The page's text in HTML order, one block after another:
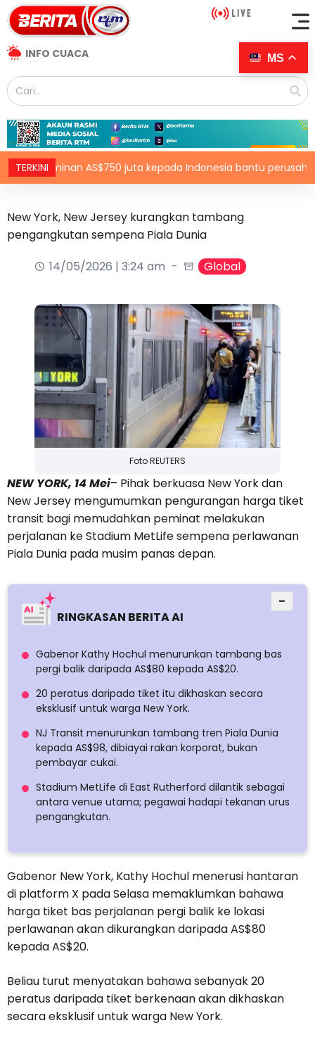
INFO CUACA
TERKINI
jaminan AS$750 juta kepada Indonesia bantu perusahaan
New York, New Jersey kurangkan tambang
pengangkutan sempena Piala Dunia
14/05/2026 | 3:24 am
Global
Foto REUTERS
NEW YORK, 14 Mei– Pihak berkuasa New York dan
New Jersey mengumumkan pengurangan harga tiket
transit bagi memudahkan peminat melakukan
perjalanan ke Stadium MetLife sempena perlawanan
Piala Dunia pada musim panas depan.
RINGKASAN BERITA AI
−
Gabenor Kathy Hochul menurunkan tambang bas
pergi balik daripada AS$80 kepada AS$20.
20 peratus daripada tiket itu dikhaskan secara
eksklusif untuk warga New York.
NJ Transit menurunkan tambang tren Piala Dunia
kepada AS$98, dibiayai rakan korporat, bukan
pembayar cukai.
Stadium MetLife di East Rutherford dilantik sebagai
antara venue utama; pegawai hadapi tekanan urus
pengangkutan.
Gabenor New York, Kathy Hochul menerusi hantaran
di platform X pada Selasa memaklumkan bahawa
harga tiket bas perjalanan pergi balik ke lokasi
perlawanan akan dikurangkan daripada AS$80
kepada AS$20.
Beliau turut menyatakan bahawa sebanyak 20
peratus daripada tiket berkenaan akan dikhaskan
secara eksklusif untuk warga New York.
MS